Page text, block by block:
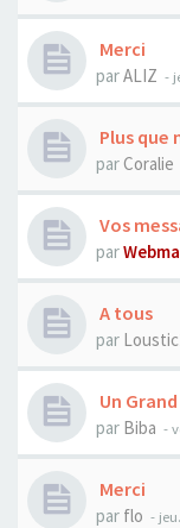
Merci
parALIZ -
Plus que
par Coralie
Vos
par
A tous
par
Un
par Biba -
Merci
par flo -